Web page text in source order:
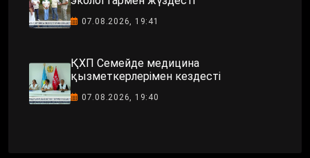
07.08.2026, 19:41
ҚХП Семейде медицина
қызметкерлерімен кездесті
07.08.2026, 19:40